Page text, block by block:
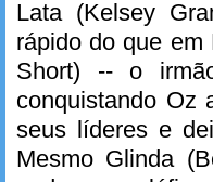
Lata (Kelsey
rápido do que em
Short) -- o
conquistando Oz
seus líderes e
Mesmo Glinda